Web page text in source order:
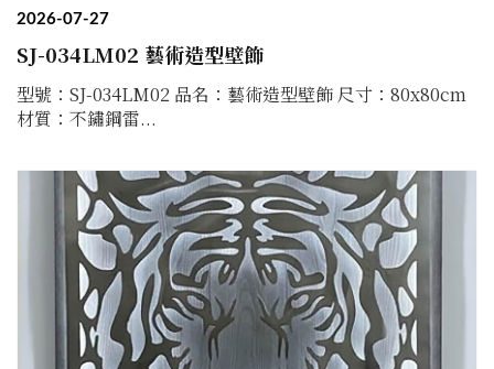
2026-07-27
SJ-034LM02 藝術造型壁飾
型號：SJ-034LM02 品名：藝術造型壁飾 尺寸：80x80cm
材質：不鏽鋼雷...